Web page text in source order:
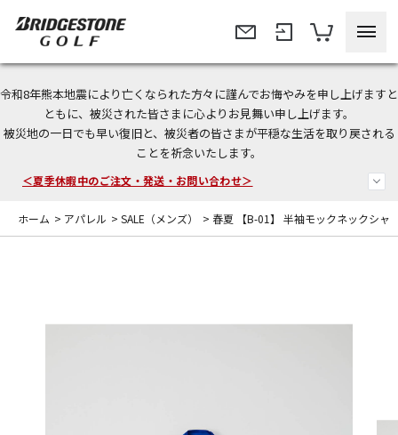
令和8年熊本地震により亡くなられた方々に謹んでお悔やみを申し上げますと
ともに、被災された皆さまに心よりお見舞い申し上げます。
被災地の一日でも早い復旧と、被災者の皆さまが平穏な生活を取り戻される
ことを祈念いたします。
今なら新規会員登録で1,000円OFFクーポンプレゼント！
＜商品配送に関するお知らせ＞
＜夏季休暇中のご注文・発送・お問い合わせ＞
ホーム > アパレル > SALE（メンズ） > 春夏 【B-01】 半袖モックネックシャ